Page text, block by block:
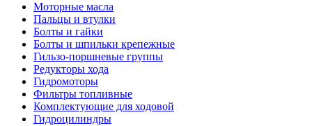
Моторные масла
Пальцы и втулки
Болты и гайки
Болты и шпильки крепежные
Гильзо-поршневые группы
Редукторы хода
Гидромоторы
Фильтры топливные
Комплектующие для ходовой
Гидроцилиндры